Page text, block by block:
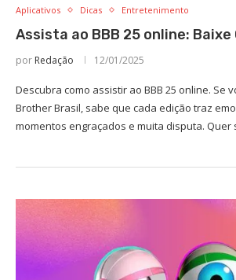
Aplicativos Dicas Entretenimento
Assista ao BBB 25 online:
por Redação 12/01/2025
Descubra como assistir ao BBB 25 online. Se
Brother Brasil, sabe que cada edição traz
momentos engraçados e muita disputa. Quer